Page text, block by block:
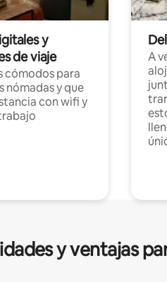
y
de viaje
cómodos para
nómadas y que
con wifi y
A
y ventajas